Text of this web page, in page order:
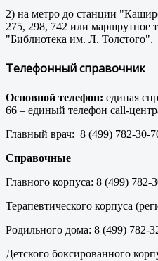
2) на метро до станции
275, 298, 742 или маршрутное
"Библиотека им. Л. Толстого".
Телефонный справочник
Основной телефон: единая
66 – единый телефон call-
Главный врач: 8 (499) 782-30-
Справочные
Главного корпуса: 8 (499) 782-
Терапевтического корпуса
Родильного дома: 8 (499) 782-
Детского боксированного